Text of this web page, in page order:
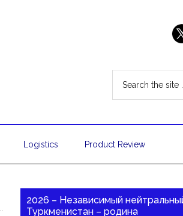
Logistics Product Review
2026 – Независимый
Туркменистан – родина